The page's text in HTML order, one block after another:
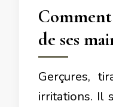
de ses
Gerçures,
irritations. Il